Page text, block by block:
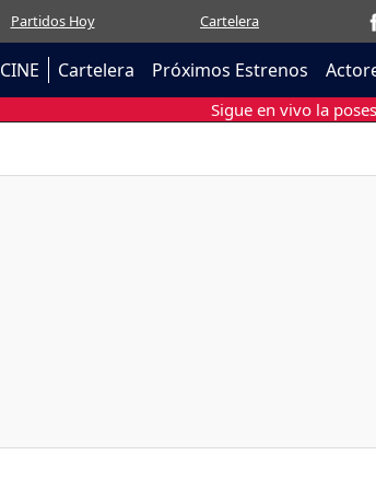
Partidos Hoy Cartelera
CINE Cartelera Próximos Estrenos
Sigue en vivo la